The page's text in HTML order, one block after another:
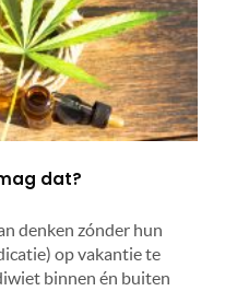
dat?
denken zónder hun
op vakantie te
binnen én buiten